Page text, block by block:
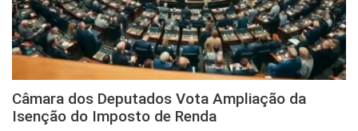
Câmara dos Deputados Vota Ampliação da
Isenção do Imposto de Renda